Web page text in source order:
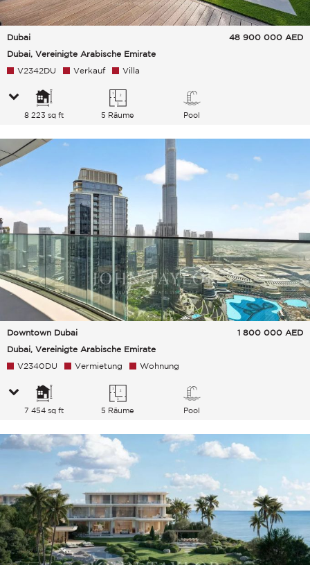
Dubai
Dubai, Vereinigte Arabische Emirate
48 900 000 AED
V2342DU Verkauf Villa
8 223 sq ft 5 Räume Pool
Downtown Dubai
Dubai, Vereinigte Arabische Emirate
1 800 000 AED
V2340DU Vermietung Wohnung
7 454 sq ft 5 Räume Pool